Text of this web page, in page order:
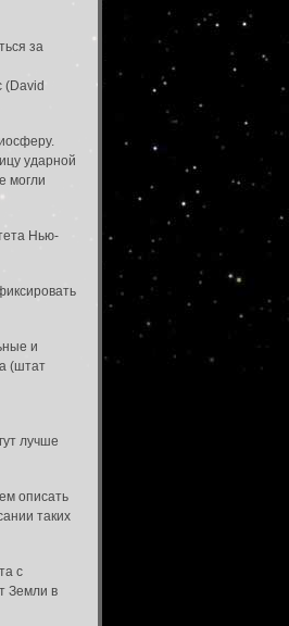
за
(David
ударной
могли
Нью-
и
(штат
лучше
описать
таких
с
Земли в